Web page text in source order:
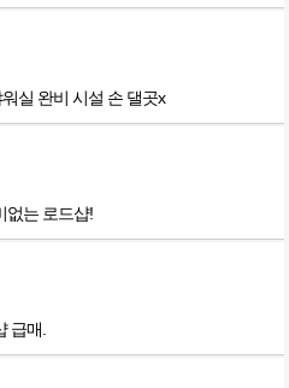
실 완비 시설 손 댈곳x
없는 로드샵!
급매.